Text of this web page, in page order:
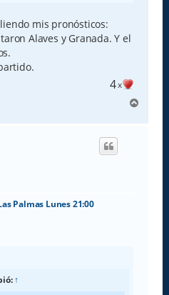
mis pronósticos:
Alaves y Granada. Y el
4x
r
Palmas Lunes 21:00
↑